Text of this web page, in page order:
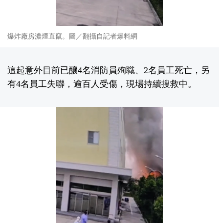
爆炸廠房濃煙直竄。圖／翻攝自記者爆料網
這起意外目前已釀4名消防員殉職、2名員工死亡，另
有4名員工失聯，逾百人受傷，現場持續搜救中。